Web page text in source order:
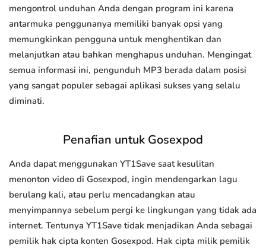
mengontrol unduhan Anda dengan program ini karena
antarmuka penggunanya memiliki banyak opsi yang
memungkinkan pengguna untuk menghentikan dan
melanjutkan atau bahkan menghapus unduhan. Mengingat
semua informasi ini, pengunduh MP3 berada dalam posisi
yang sangat populer sebagai aplikasi sukses yang selalu
diminati.
Penafian untuk Gosexpod
Anda dapat menggunakan YT1Save saat kesulitan
menonton video di Gosexpod, ingin mendengarkan lagu
berulang kali, atau perlu mencadangkan atau
menyimpannya sebelum pergi ke lingkungan yang tidak ada
internet. Tentunya YT1Save tidak menjadikan Anda sebagai
pemilik hak cipta konten Gosexpod. Hak cipta milik pemilik